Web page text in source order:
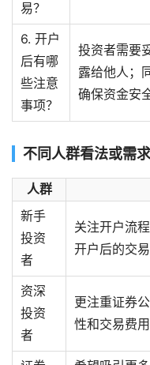
易？
6. 开户
后有哪
些注意
事项？
投资者需要
露给他人；
确保资金安
不同人群看法或需求
人群
新手
投资
者
关注开户流
开户后的交易
资深
投资
者
更注重证券
性和交易费用